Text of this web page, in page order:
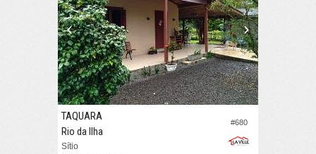
#680
TAQUARA
Rio da Ilha
Sítio